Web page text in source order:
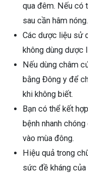
qua đêm. Nếu có
sau cần hâm nóng.
Các dược liệu sử
không dùng dược
Nếu dùng châm
bằng Đông y để
khi không biết.
Bạn có thể kết
bệnh nhanh
vào mùa đông.
Hiệu quả trong
sức đề kháng của